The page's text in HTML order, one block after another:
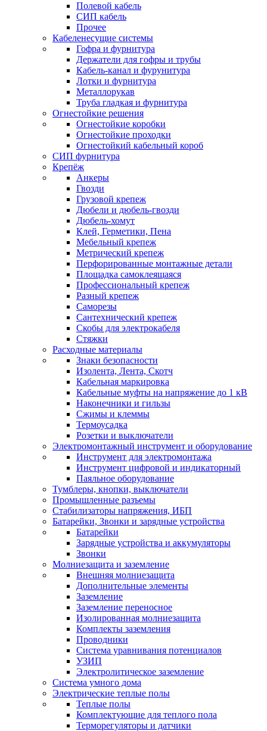
Полевой кабель
СИП кабель
Прочее
Кабеленесущие системы
Гофра и фурнитура
Держатели для гофры и трубы
Кабель-канал и фурунитура
Лотки и фурнитура
Металлорукав
Труба гладкая и фурнитура
Огнестойкие решения
Огнестойкие коробки
Огнестойкие проходки
Огнестойкий кабельный короб
СИП фурнитура
Крепёж
Анкеры
Гвозди
Грузовой крепеж
Дюбели и дюбель-гвозди
Дюбель-хомут
Клей, Герметики, Пена
Мебельный крепеж
Метрический крепеж
Перфорированные монтажные детали
Площадка самоклеящаяся
Профессиональный крепеж
Разный крепеж
Саморезы
Сантехнический крепеж
Скобы для электрокабеля
Стяжки
Расходные материалы
Знаки безопасности
Изолента, Лента, Скотч
Кабельная маркировка
Кабельные муфты на напряжение до 1 кВ
Наконечники и гильзы
Сжимы и клеммы
Термоусадка
Розетки и выключатели
Электромонтажный инструмент и оборудование
Инструмент для электромонтажа
Инструмент цифровой и индикаторный
Паяльное оборудование
Тумблеры, кнопки, выключатели
Промышленные разъемы
Стабилизаторы напряжения, ИБП
Батарейки, Звонки и зарядные устройства
Батарейки
Зарядные устройства и аккумуляторы
Звонки
Молниезащита и заземление
Внешняя молниезащита
Дополнительные элементы
Заземление
Заземление переносное
Изолированная молниезащита
Комплекты заземления
Проводники
Система уравнивания потенциалов
УЗИП
Электролитическое заземление
Система умного дома
Электрические теплые полы
Теплые полы
Комплектующие для теплого пола
Терморегуляторы и датчики